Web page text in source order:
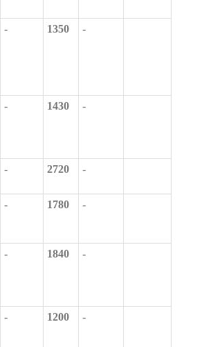
- 1350 -
- 1430 -
- 2720 -
- 1780 -
- 1840 -
- 1200 -